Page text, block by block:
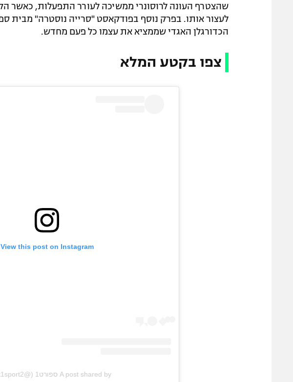
הכדורגלן האגדי שממציא את עצמו כל פעם מחדש.
צפו בקטע המלא
View this post on Instagram
A post shared by ספורט1 (@sport1sport2)